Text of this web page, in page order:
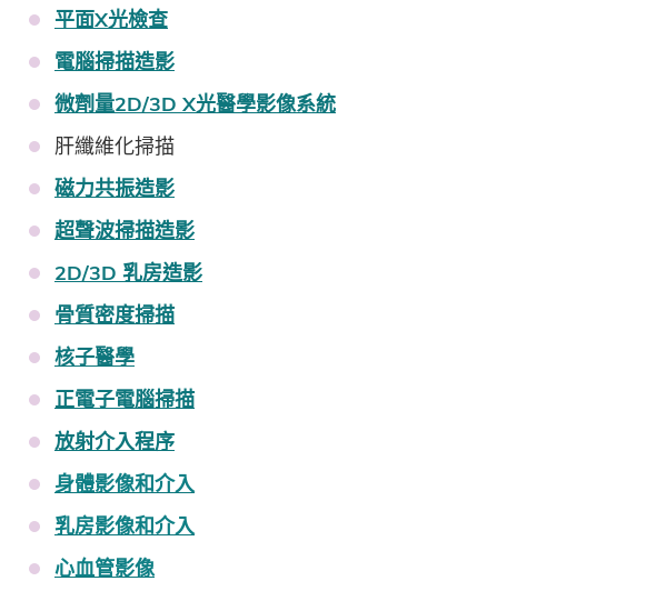
平面X光檢查
電腦掃描造影
微劑量2D/3D X光醫學影像系統
肝纖維化掃描
磁力共振造影
超聲波掃描造影
2D/3D 乳房造影
骨質密度掃描
核子醫學
正電子電腦掃描
放射介入程序
身體影像和介入
乳房影像和介入
心血管影像